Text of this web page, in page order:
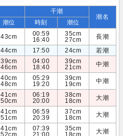
干潮
潮名
潮位 時刻
潮位
43cm
00:59
16:40
35cm
27cm
長潮
44cm 17:50 24cm
若潮
39cm
46cm
04:00
18:40
39cm
21cm
中潮
40cm
48cm
05:29
19:20
39cm
19cm
中潮
41cm
50cm
06:19
20:00
38cm
18cm
大潮
41cm
51cm
06:59
20:39
37cm
18cm
大潮
41cm
52cm
07:39
21:00
35cm
18cm
大潮